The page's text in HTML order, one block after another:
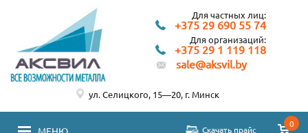
Для частных лиц:
+375 29 690 55 74
Для организаций:
+375 29 1 119 118
sale@aksvil.by
Скачать прайс
0
ул. Селицкого, 15—20, г. Минск